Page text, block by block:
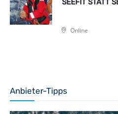
SEEFIT STATT
Online
Anbieter-Tipps